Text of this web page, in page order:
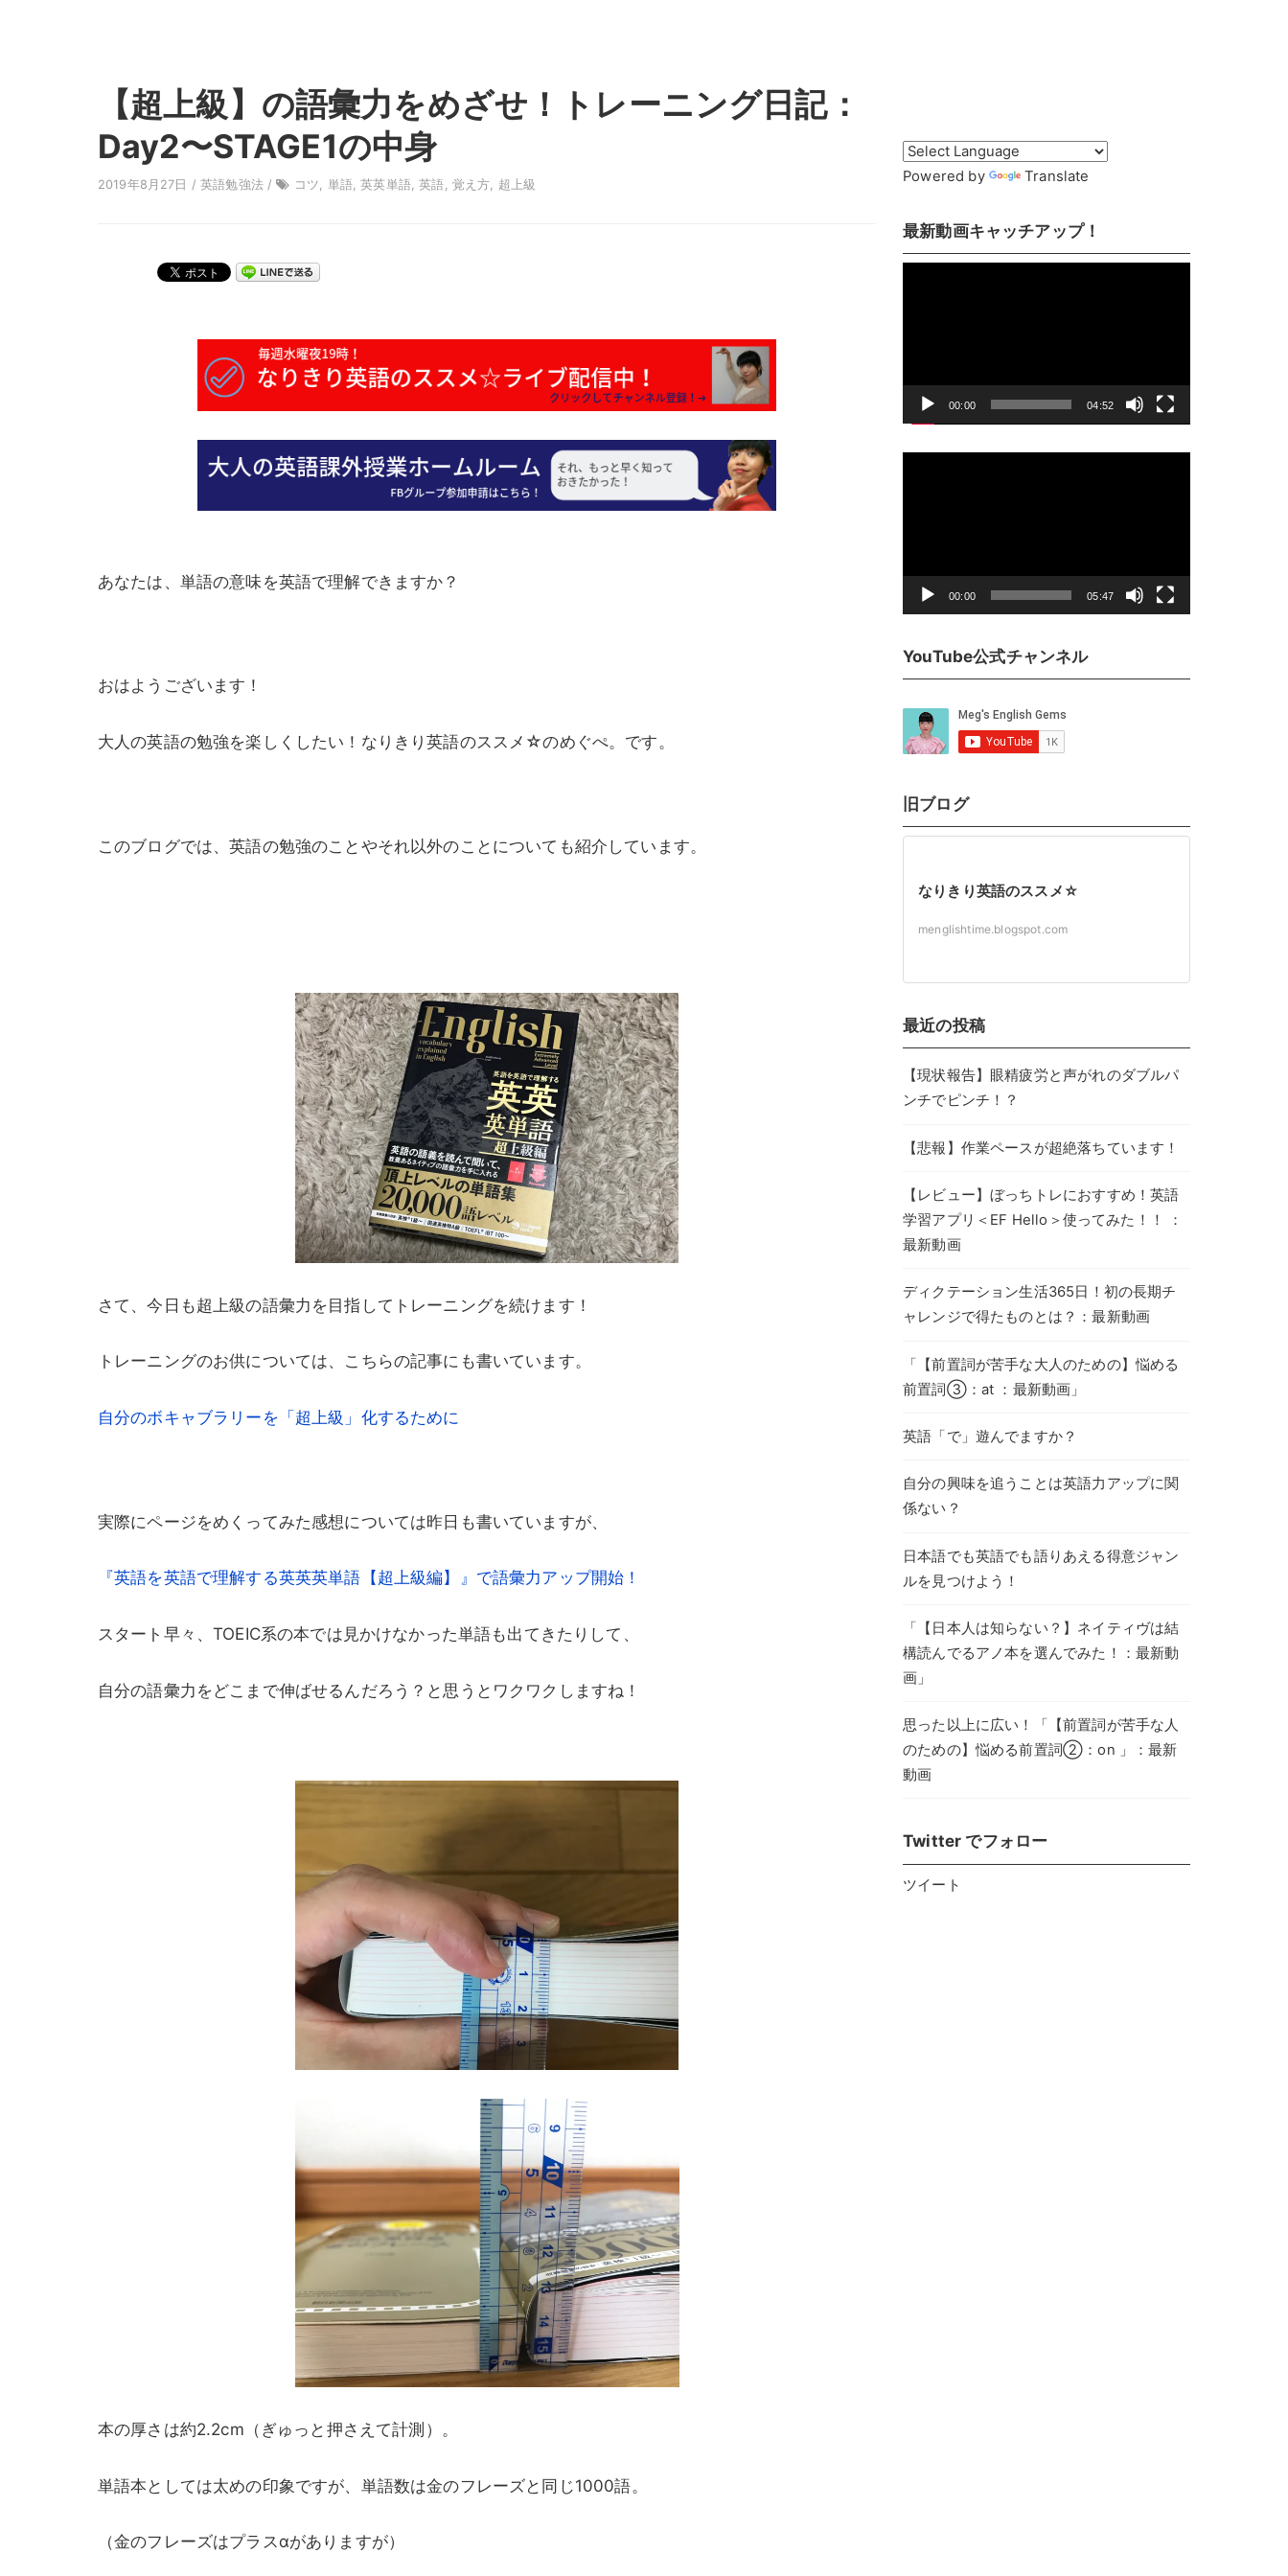
【超上級】の語彙力をめざせ！トレーニング日記：
Day2〜STAGE1の中身
2019年8月27日 /英語勉強法/ コツ 単語,英英単語,英語 覚え方 超上級
あなたは、単語の意味を英語で理解できますか？
おはようございます！
大人の英語の勉強を楽しくしたい！なりきり英語のススメ☆のめぐぺ。です。
このブログでは、英語の勉強のことやそれ以外のことについても紹介しています。
さて、今日も超上級の語彙力を目指してトレーニングを続けます！
トレーニングのお供については、こちらの記事にも書いています。
自分のボキャブラリーを「超上級」化するために
実際にページをめくってみた感想については昨日も書いていますが、
『英語を英語で理解する英英英単語【超上級編】』で語彙力アップ開始！
スタート早々、TOEIC系の本では見かけなかった単語も出てきたりして、
自分の語彙力をどこまで伸ばせるんだろう？と思うとワクワクしますね！
本の厚さは約2.2cm（ぎゅっと押さえて計測）。
単語本としては太めの印象ですが、単語数は金のフレーズと同じ1000語。
（金のフレーズはプラスαがありますが）
Powered by Translate
最新動画キャッチアップ！
ー
00:00 04:52
ー
00:00 05:47
YouTube公式チャンネル
旧ブログ
なりきり英語のススメ☆
menglishtime.blogspot.com
最近の投稿
【現状報告】眼精疲労と声がれのダブルパ
ンチでピンチ！？
【悲報】作業ペースが超絶落ちています！
【レビュー】ぼっちトレにおすすめ！英語
学習アプリ＜EF Hello＞使ってみた！！ ：
最新動画
ディクテーション生活365日！初の長期チ
ャレンジで得たものとは？：最新動画
「【前置詞が苦手な大人のための】悩める
前置詞③：at ：最新動画」
英語「で」遊んでますか？
自分の興味を追うことは英語力アップに関
係ない？
日本語でも英語でも語りあえる得意ジャン
ルを見つけよう！
「【日本人は知らない？】ネイティヴは結
構読んでるアノ本を選んでみた！：最新動
画」
思った以上に広い！「【前置詞が苦手な人
のための】悩める前置詞②：on 」：最新
動画
Twitter でフォロー
ツイート